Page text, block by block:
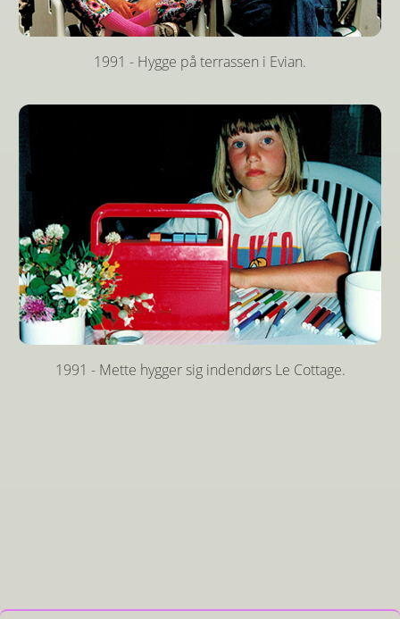
1991 - Hygge på terrassen i Evian.
1991 - Mette hygger sig indendørs Le Cottage.